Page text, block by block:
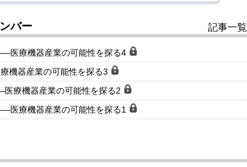
バー 記事一覧
医療機器産業の可能性を探る4
機器産業の可能性を探る3
療機器産業の可能性を探る2
医療機器産業の可能性を探る1